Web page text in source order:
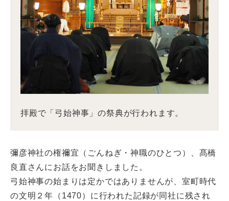
拝殿で「弓始神事」の祭典が行われます。
彌彦神社の権禰宜（ごんねぎ・神職のひとつ）、髙橋
良直さんにお話をお聞きしました。
弓始神事の始まりは定かではありませんが、室町時代
の文明２年（1470）に行われた記録が同社に残され